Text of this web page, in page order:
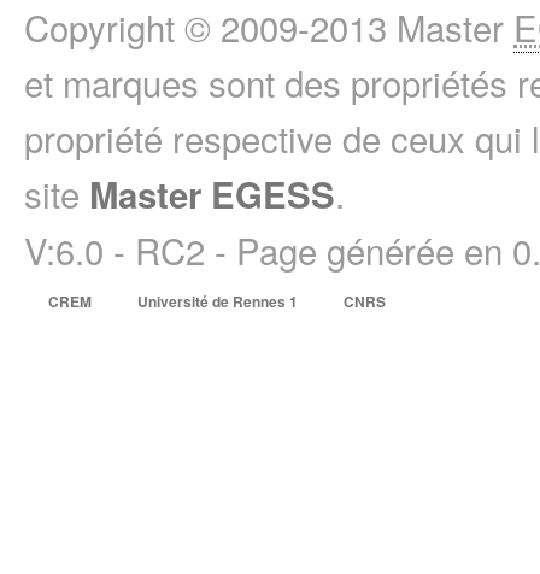
Copyright © 2009-2013 Master
et marques sont des propriétés
propriété respective de ceux
site Master EGESS.
V:6.0 - RC2 - Page générée en
CREM Université de Rennes 1 CNRS